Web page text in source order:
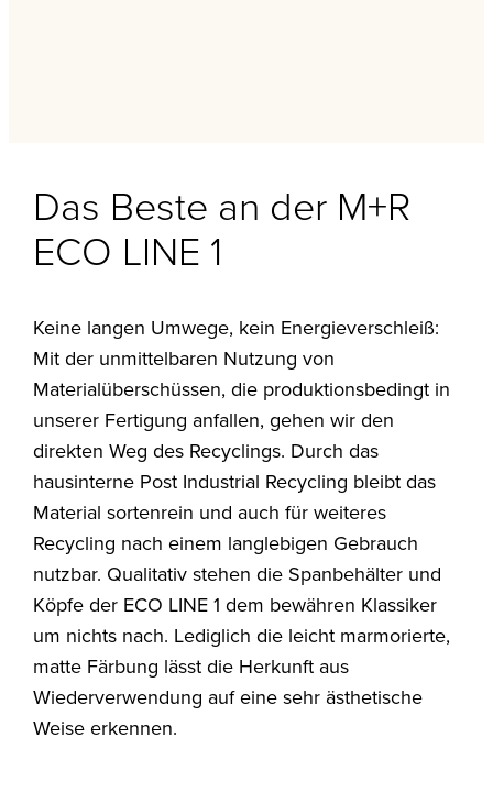
Das Beste an der M+R
ECO LINE 1
Keine langen Umwege, kein Energieverschleiß:
Mit der unmittelbaren Nutzung von
Materialüberschüssen, die produktionsbedingt in
unserer Fertigung anfallen, gehen wir den
direkten Weg des Recyclings. Durch das
hausinterne Post Industrial Recycling bleibt das
Material sortenrein und auch für weiteres
Recycling nach einem langlebigen Gebrauch
nutzbar. Qualitativ stehen die Spanbehälter und
Köpfe der ECO LINE 1 dem bewähren Klassiker
um nichts nach. Lediglich die leicht marmorierte,
matte Färbung lässt die Herkunft aus
Wiederverwendung auf eine sehr ästhetische
Weise erkennen.